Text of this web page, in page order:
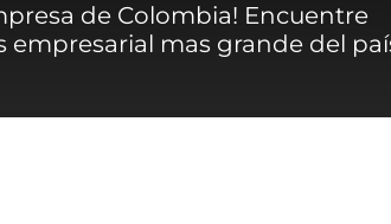
de Colombia! Encuentre
empresarial mas grande del